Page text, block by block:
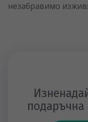
незабравимо
подаръчна